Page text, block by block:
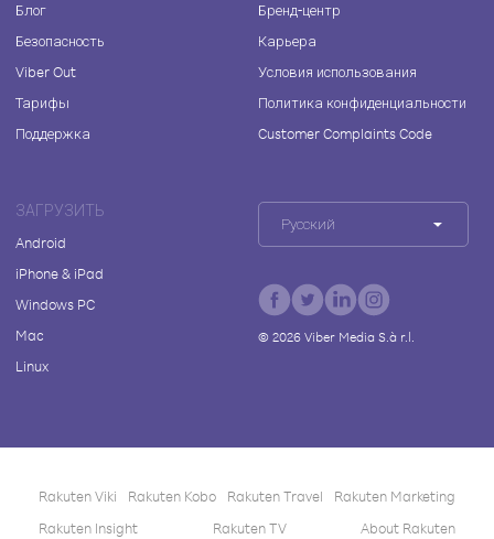
Блог
Безопасность
Viber Out
Тарифы
Поддержка
Бренд-центр
Карьера
Условия использования
Политика конфиденциальности
Customer Complaints Code
ЗАГРУЗИТЬ
Android
iPhone & iPad
Windows PC
Mac
Linux
Русский
© 2026Viber Media S.à r.l.
Rakuten Viki Rakuten Kobo Rakuten Travel
Rakuten Marketing
Rakuten Insight
Rakuten TV About Rakuten